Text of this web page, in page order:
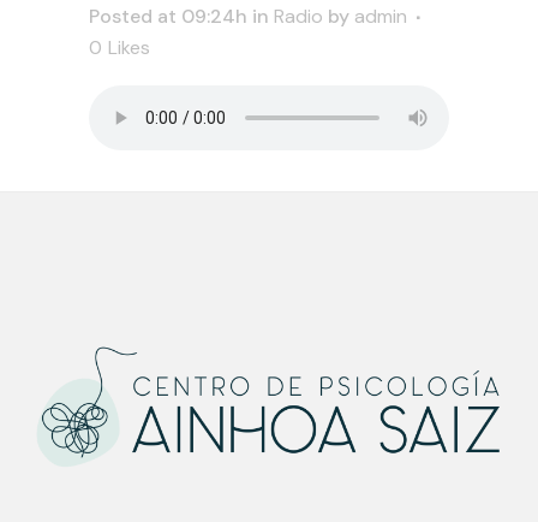
Posted at 09:24h in Radio by admin
0 Likes